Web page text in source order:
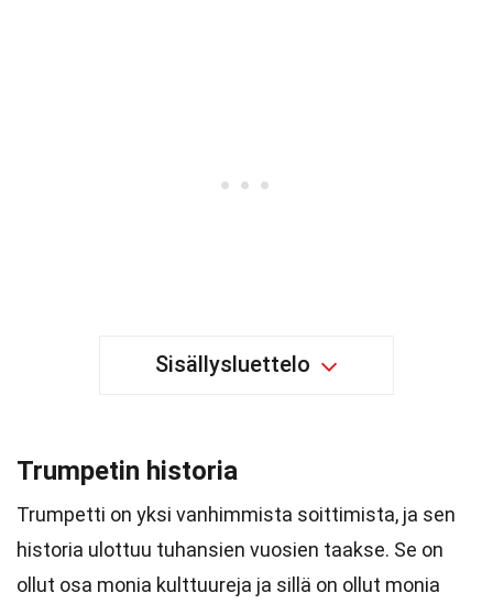
Sisällysluettelo
Trumpetin historia
Trumpetti on yksi vanhimmista soittimista, ja sen
historia ulottuu tuhansien vuosien taakse. Se on
ollut osa monia kulttuureja ja sillä on ollut monia